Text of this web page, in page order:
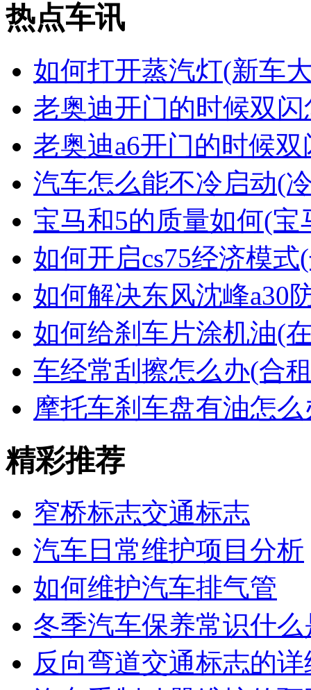
热点车讯
如何打开蒸汽灯(新车
老奥迪开门的时候双
老奥迪a6开门的时候
汽车怎么能不冷启动(
宝马和5的质量如何(宝
如何开启cs75经济模式
如何解决东风沈峰a30
如何给刹车片涂机油(
车经常刮擦怎么办(合
摩托车刹车盘有油怎
精彩推荐
窄桥标志交通标志
汽车日常维护项目分析
如何维护汽车排气管
冬季汽车保养常识什么
反向弯道交通标志的详